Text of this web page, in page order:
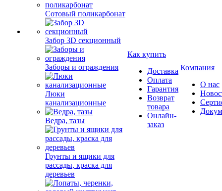
Сотовый поликарбонат
Забор 3D секционный
Заборы и ограждения
Люки
канализационные
Ведра, тазы
Грунты и ящики для
рассады, краска для
деревьев
Как купить
Доставка
Оплата
Гарантия
Возврат
товара
Онлайн-
заказ
Компания
О нас